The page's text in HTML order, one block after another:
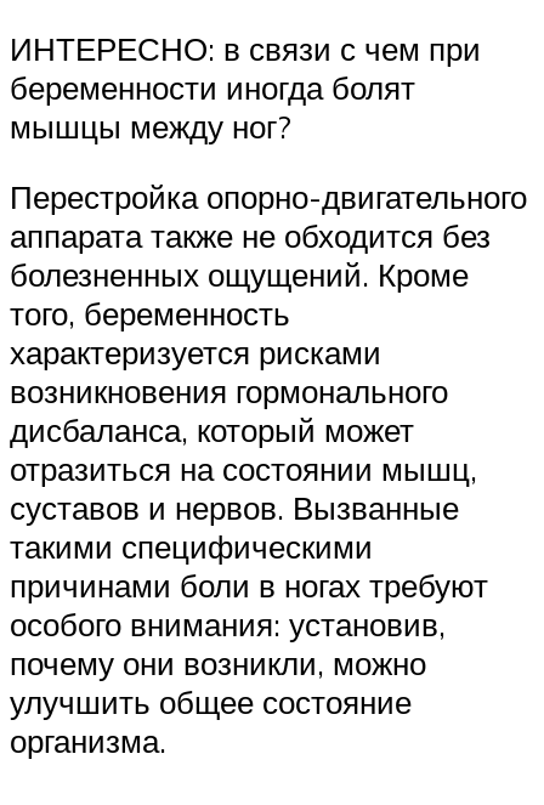
ИНТЕРЕСНО: в связи с чем при
беременности иногда болят
мышцы между ног?
Перестройка опорно-двигательного
аппарата также не обходится без
болезненных ощущений. Кроме
того, беременность
характеризуется рисками
возникновения гормонального
дисбаланса, который может
отразиться на состоянии мышц,
суставов и нервов. Вызванные
такими специфическими
причинами боли в ногах требуют
особого внимания: установив,
почему они возникли, можно
улучшить общее состояние
организма.